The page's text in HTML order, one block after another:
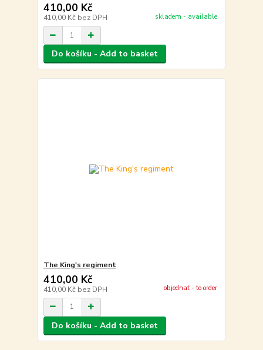
410,00 Kč
410,00 Kč bez DPH skladem - available
Do košíku - Add to basket
The King's regiment
410,00 Kč
410,00 Kč bez DPH objednat - to order
Do košíku - Add to basket